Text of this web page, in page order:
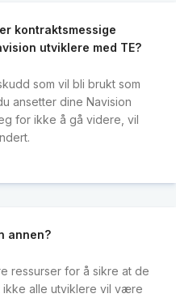
kontraktsmessige
utviklere med TE?
som vil bli brukt som
ansetter dine Navision
for ikke å gå videre, vil
annen?
ressurser for å sikre at de
alle utviklere vil være